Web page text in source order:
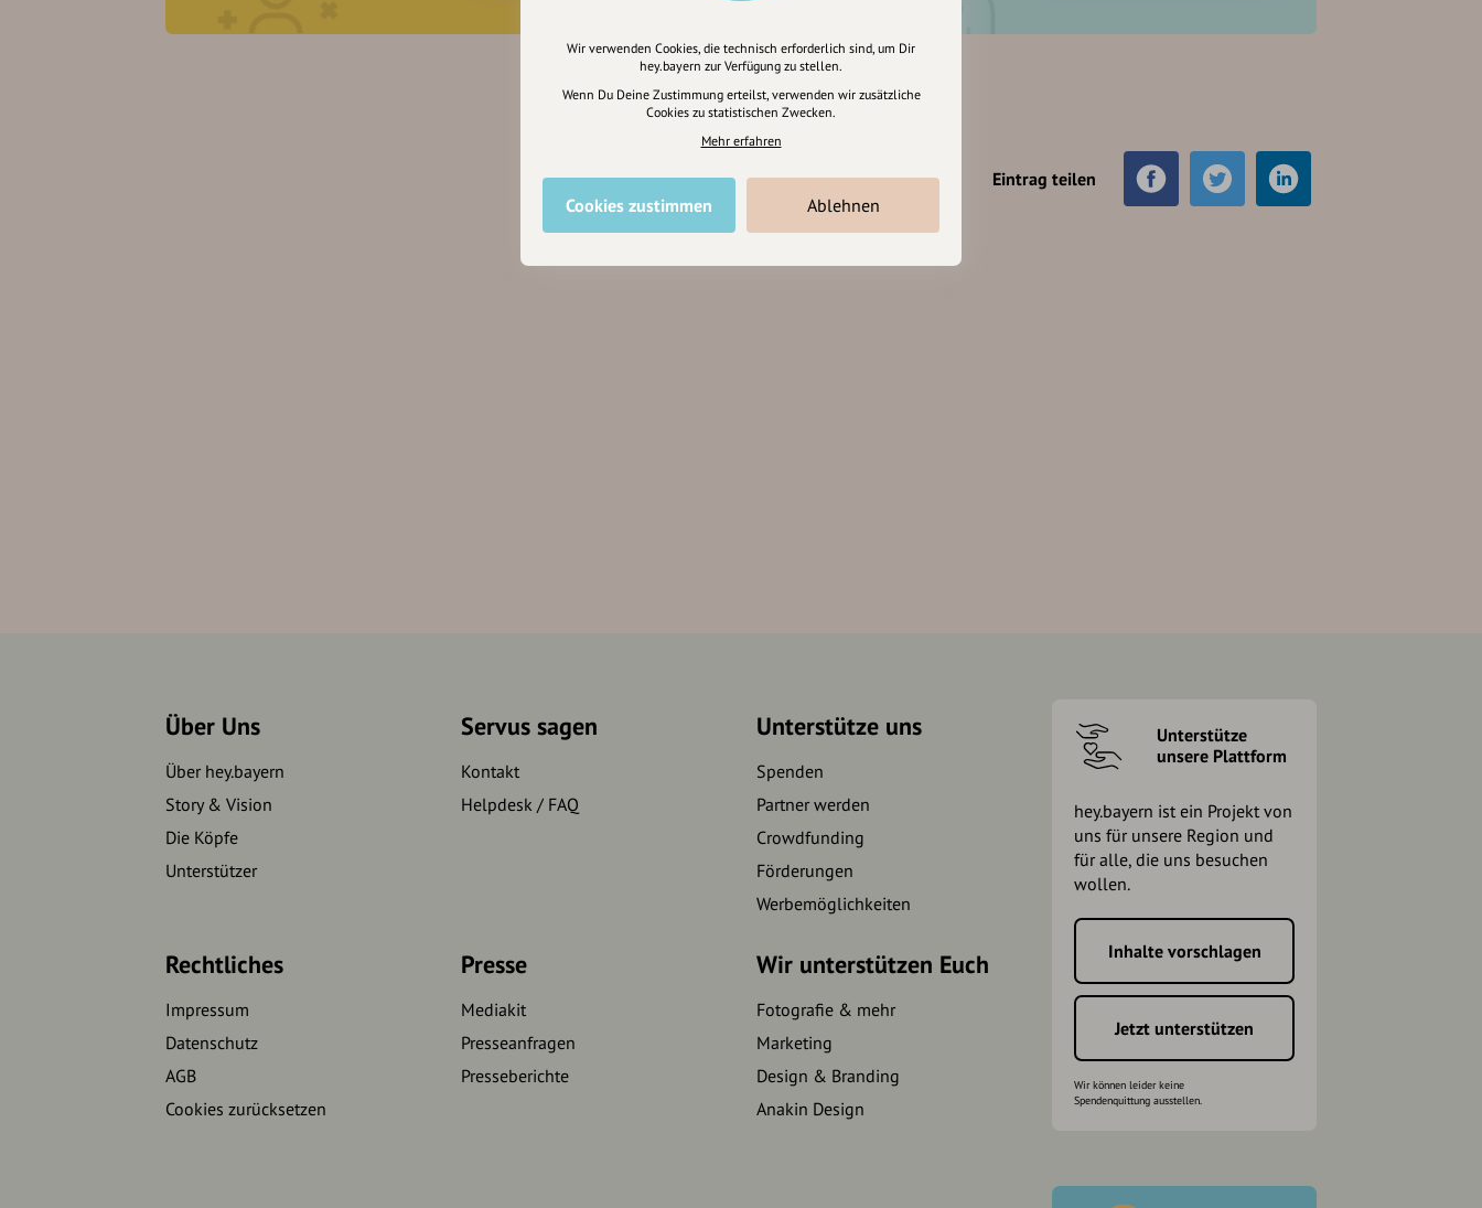
Eintrag teilen
Über Uns
Über hey.bayern
Story & Vision
Die Köpfe
Unterstützer
Servus sagen
Kontakt
Helpdesk / FAQ
Unterstütze uns
Spenden
Partner werden
Crowdfunding
Förderungen
Werbemöglichkeiten
Rechtliches
Impressum
Datenschutz
AGB
Cookies zurücksetzen
Presse
Mediakit
Presseanfragen
Presseberichte
Wir unterstützen Euch
Fotografie & mehr
Marketing
Design & Branding
Anakin Design
Unterstütze
unsere Plattform
hey.bayern ist ein Projekt von
uns für unsere Region und
für alle, die uns besuchen
wollen.
Inhalte vorschlagen
Jetzt unterstützen
Wir können leider keine
Spendenquittung ausstellen.
Wir verwenden Cookies, die technisch erforderlich sind, um Dir
hey.bayern zur Verfügung zu stellen.
Wenn Du Deine Zustimmung erteilst, verwenden wir zusätzliche
Cookies zu statistischen Zwecken.
Mehr erfahren
Cookies zustimmen Ablehnen